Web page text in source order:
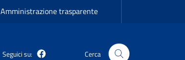
Amministrazione trasparente
Seguici su: Martirano Lombardo Facebook
Cerca